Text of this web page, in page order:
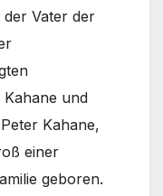
Vater der
und
Kahane,
einer
geboren.